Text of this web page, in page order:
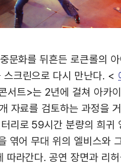
문화를 뒤흔든 로큰롤의
스크린으로 다시 만난다. <
서트>는 2년에 걸쳐 아카
자료를 검토하는 과정을
리로 59시간 분량의 희귀
엮어 무대 위의 엘비스와
따라간다. 공연 장면과 리허